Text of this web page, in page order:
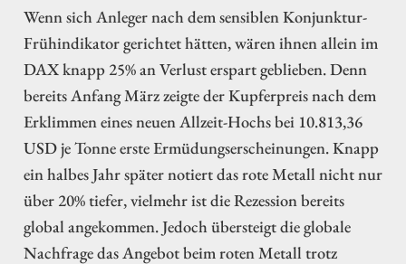
Wenn sich Anleger nach dem sensiblen Konjunktur-
Frühindikator gerichtet hätten, wären ihnen allein im
DAX knapp 25% an Verlust erspart geblieben. Denn
bereits Anfang März zeigte der Kupferpreis nach dem
Erklimmen eines neuen Allzeit-Hochs bei 10.813,36
USD je Tonne erste Ermüdungserscheinungen. Knapp
ein halbes Jahr später notiert das rote Metall nicht nur
über 20% tiefer, vielmehr ist die Rezession bereits
global angekommen. Jedoch übersteigt die globale
Nachfrage das Angebot beim roten Metall trotz